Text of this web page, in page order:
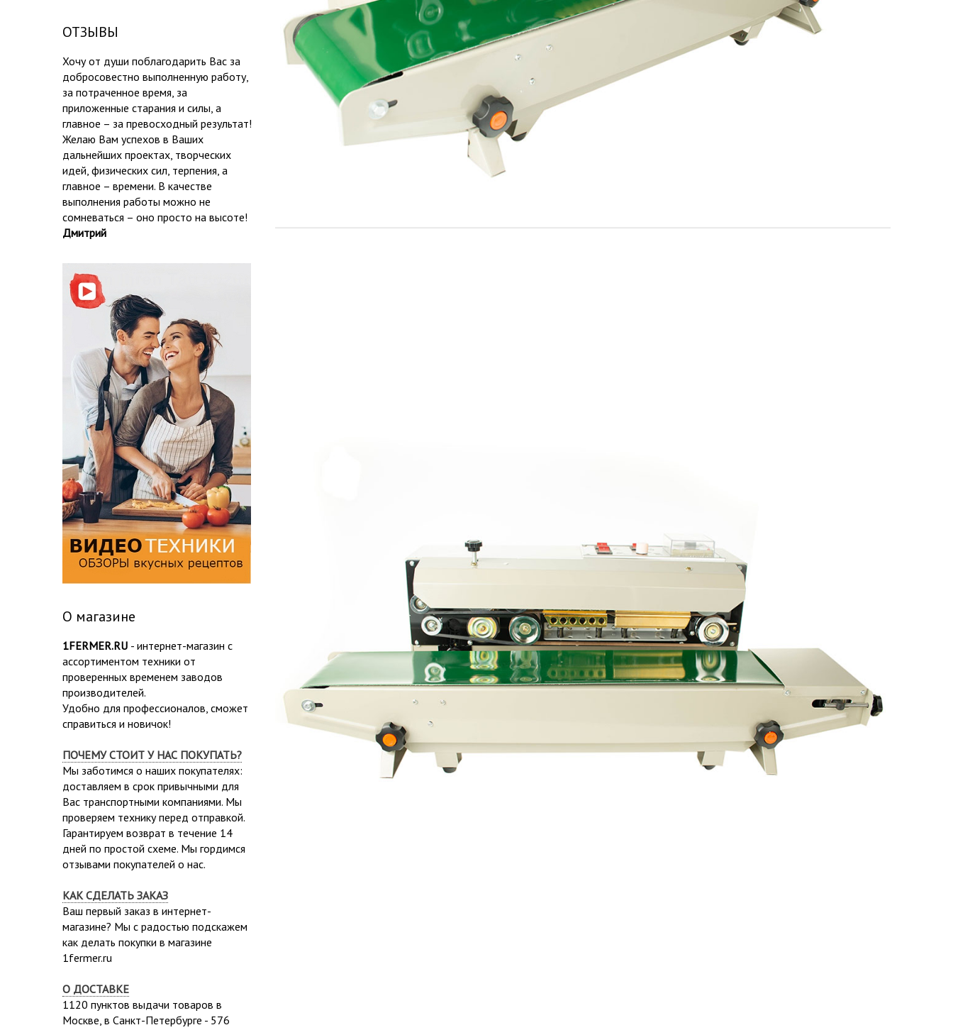
ОТЗЫВЫ
Хочу от души поблагодарить Вас за
добросовестно выполненную работу,
за потраченное время, за
приложенные старания и силы, а
главное – за превосходный результат!
Желаю Вам успехов в Ваших
дальнейших проектах, творческих
идей, физических сил, терпения, а
главное – времени. В качестве
выполнения работы можно не
сомневаться – оно просто на высоте!
Дмитрий
О магазине
1FERMER.RU - интернет-магазин с
ассортиментом техники от
проверенных временем заводов
производителей.
Удобно для профессионалов, сможет
справиться и новичок!
ПОЧЕМУ СТОИТ У НАС ПОКУПАТЬ?
Мы заботимся о наших покупателях:
доставляем в срок привычными для
Вас транспортными компаниями. Мы
проверяем технику перед отправкой.
Гарантируем возврат в течение 14
дней по простой схеме. Мы гордимся
отзывами покупателей о нас.
КАК СДЕЛАТЬ ЗАКАЗ
Ваш первый заказ в интернет-
магазине? Мы с радостью подскажем
как делать покупки в магазине
1fermer.ru
О ДОСТАВКЕ
1120 пунктов выдачи товаров в
Москве, в Санкт-Петербурге - 576